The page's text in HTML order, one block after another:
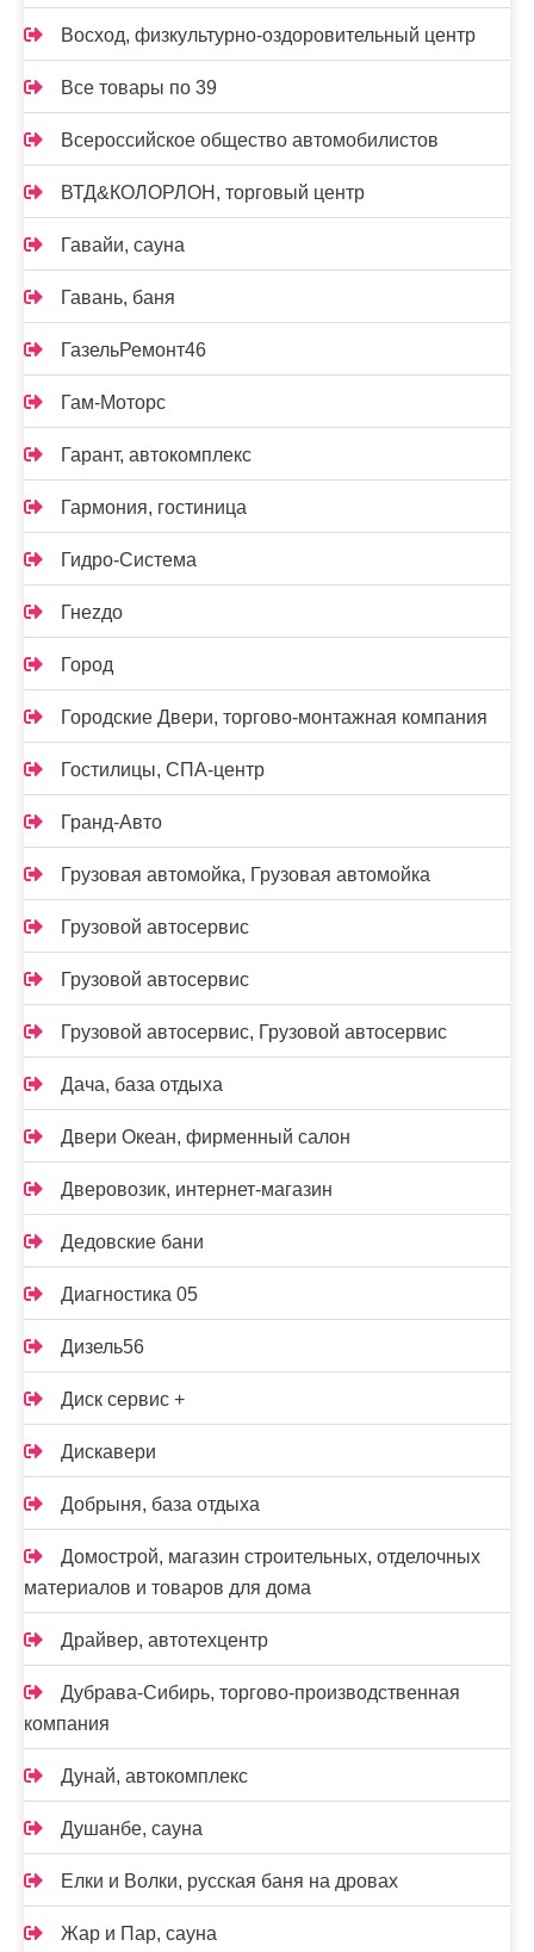
Восход, физкультурно-оздоровительный центр
Все товары по 39
Всероссийское общество автомобилистов
ВТД&КОЛОРЛОН, торговый центр
Гавайи, сауна
Гавань, баня
ГазельРемонт46
Гам-Моторс
Гарант, автокомплекс
Гармония, гостиница
Гидро-Система
Гнеzдо
Город
Городские Двери, торгово-монтажная компания
Гостилицы, СПА-центр
Гранд-Авто
Грузовая автомойка, Грузовая автомойка
Грузовой автосервис
Грузовой автосервис
Грузовой автосервис, Грузовой автосервис
Дача, база отдыха
Двери Океан, фирменный салон
Дверовозик, интернет-магазин
Дедовские бани
Диагностика 05
Дизель56
Диск сервис +
Дискавери
Добрыня, база отдыха
Домострой, магазин строительных, отделочных
материалов и товаров для дома
Драйвер, автотехцентр
Дубрава-Сибирь, торгово-производственная
компания
Дунай, автокомплекс
Душанбе, сауна
Елки и Волки, русская баня на дровах
Жар и Пар, сауна